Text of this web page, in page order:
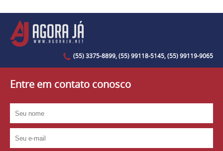
(55) 3375-8899, (55) 99118-5145, (55) 99119-9065
Entre em contato conosco